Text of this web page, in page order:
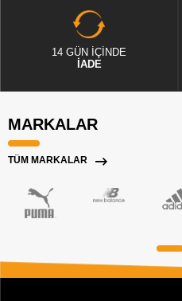
14 GÜN İÇİNDE
İADE
MARKALAR
TÜM MARKALAR